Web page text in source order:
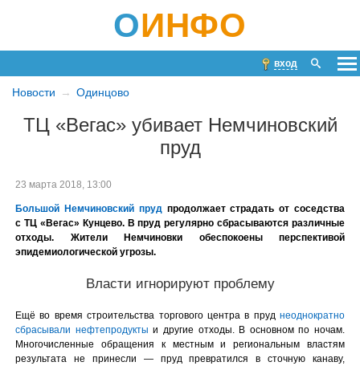
ОИНФО
вход
Новости Одинцово
ТЦ «Вегас» убивает Немчиновский
пруд
23 марта 2018, 13:00
Большой Немчиновский пруд продолжает страдать от соседства
с ТЦ «Вегас» Кунцево. В пруд регулярно сбрасываются различные
отходы. Жители Немчиновки обеспокоены перспективой
эпидемиологической угрозы.
Власти игнорируют проблему
Ещё во время строительства торгового центра в пруд неоднократно
сбрасывали нефтепродукты и другие отходы. В основном по ночам.
Многочисленные обращения к местным и региональным властям
результата не принесли — пруд превратился в сточную канаву,